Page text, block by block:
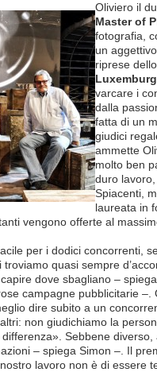
I
3
/
Oliviero il
Master of
fotografia,
un
riprese
Luxemburg
varcare i
dalla
fatta di un
giudici
ammette
molto ben
duro
Spiacenti,
laureata in
vengono offerte al
per i dodici concorrenti,
quasi sempre
dove sbagliano –
campagne pubblicitarie
dire subito a un
non giudichiamo la
Sebbene diverso,
– spiega Simon –. Il
lavoro non è di essere